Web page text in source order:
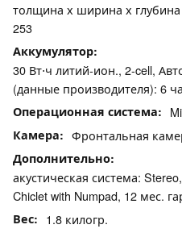
толщина х ширина х
253
Аккумулятор
30 Вт⋅ч литий-ион., 2-cell,
(данные производителя): 6
Операционная система
Камера Фронтальная
Дополнительно
акустическая система:
Chiclet with Numpad, 12 мес.
Вес 1.8 килогр.